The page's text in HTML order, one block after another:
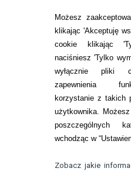
Możesz
klikając 'Akceptuję
cookie klikając
naciśniesz 'Tylko
wyłącznie pliki
zapewnienia
korzystanie z takich
użytkownika.
poszczególnych
wchodząc w
Zobacz jakie
SOCZEWKI KOLOROWE
Zwrot (odstąpienie od
ZMIEŃ USTAWIENIA
KONTAKT
telefon:
22 113 44 42
telefon:
732 08 08 72